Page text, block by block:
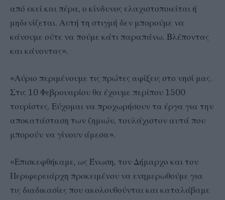
από εκεί και πέρα, ο κίνδυνος ελαχιστοποιείται ή
μηδενίζεται. Αυτή τη στιγμή δεν μπορούμε να
κάνουμε ούτε να πούμε κάτι παραπάνω. Βλέποντας
και κάνοντας».
«Αύριο περιμένουμε τις πρώτες αφίξεις στο νησί μας.
Στις 10 Φεβρουαρίου θα έχουμε περίπου 1500
τουρίστες. Εύχομαι να προχωρήσουν τα έργα για την
αποκατάσταση των ζημιών, τουλάχιστον αυτά που
μπορούν να γίνουν άμεσα».
«Επισκεφθήκαμε, ως Ένωση, τον Δήμαρχο και τον
Περιφερειάρχη προκειμένου να ενημερωθούμε για
τις διαδικασίες που ακολουθούνται και καταλάβαμε